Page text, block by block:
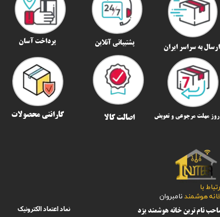
با
هوشمند نامبروان
نماد اعتماد الکترونیک
ارسال به سراسر ایران​​​​​​​
پشتیبانی آنلاین پرداخت آسان
اصالت کالا گارانتی محصولات
نام ترین خانه هوشمند یزد